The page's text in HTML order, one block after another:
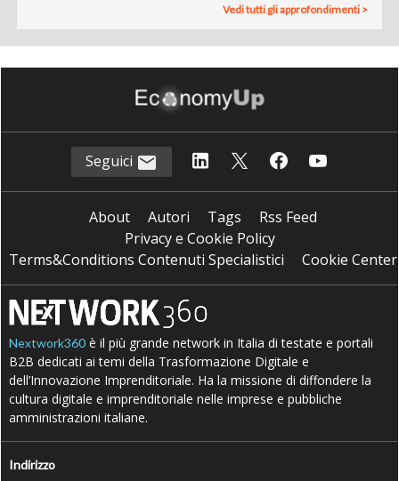
Vedi tutti gli approfondimenti >
Seguici
About Autori Tags
Rss Feed
Privacy e Cookie Policy
Terms&Conditions Contenuti Specialistici
Cookie Center
Nextwork360 è il più grande network in Italia di testate e portali
B2B dedicati ai temi della Trasformazione Digitale e
dell’Innovazione Imprenditoriale. Ha la missione di diffondere la
cultura digitale e imprenditoriale nelle imprese e pubbliche
amministrazioni italiane.
Indirizzo